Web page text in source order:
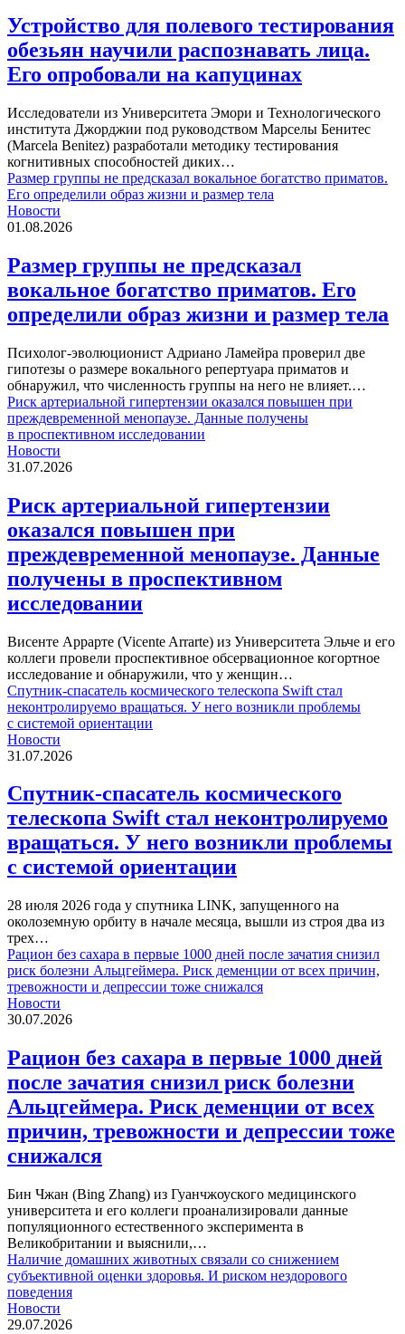
Устройство для полевого тестирования
обезьян научили распознавать лица.
Его опробовали на капуцинах
Исследователи из Университета Эмори и Технологического
института Джорджии под руководством Марселы Бенитес
(Marcela Benitez) разработали методику тестирования
когнитивных способностей диких…
Размер группы не предсказал вокальное богатство приматов.
Его определили образ жизни и размер тела
Новости
01.08.2026
Размер группы не предсказал
вокальное богатство приматов. Его
определили образ жизни и размер тела
Психолог-эволюционист Адриано Ламейра проверил две
гипотезы о размере вокального репертуара приматов и
обнаружил, что численность группы на него не влияет.…
Риск артериальной гипертензии оказался повышен при
преждевременной менопаузе. Данные получены
в проспективном исследовании
Новости
31.07.2026
Риск артериальной гипертензии
оказался повышен при
преждевременной менопаузе. Данные
получены в проспективном
исследовании
Висенте Аррарте (Vicente Arrarte) из Университета Эльче и его
коллеги провели проспективное обсервационное когортное
исследование и обнаружили, что у женщин…
Спутник-спасатель космического телескопа Swift стал
неконтролируемо вращаться. У него возникли проблемы
с системой ориентации
Новости
31.07.2026
Спутник-спасатель космического
телескопа Swift стал неконтролируемо
вращаться. У него возникли проблемы
с системой ориентации
28 июля 2026 года у спутника LINK, запущенного на
околоземную орбиту в начале месяца, вышли из строя два из
трех…
Рацион без сахара в первые 1000 дней после зачатия снизил
риск болезни Альцгеймера. Риск деменции от всех причин,
тревожности и депрессии тоже снижался
Новости
30.07.2026
Рацион без сахара в первые 1000 дней
после зачатия снизил риск болезни
Альцгеймера. Риск деменции от всех
причин, тревожности и депрессии тоже
снижался
Бин Чжан (Bing Zhang) из Гуанчжоуского медицинского
университета и его коллеги проанализировали данные
популяционного естественного эксперимента в
Великобритании и выяснили,…
Наличие домашних животных связали со снижением
субъективной оценки здоровья. И риском нездорового
поведения
Новости
29.07.2026